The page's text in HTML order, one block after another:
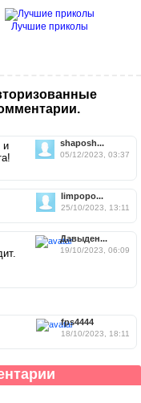
Лучшие приколы
shaposh...
05/12/2023, 03:37
и
limpopo...
25/10/2023, 13:11
Давыден...
19/10/2023, 06:09
fps4444
18/10/2023, 18:11